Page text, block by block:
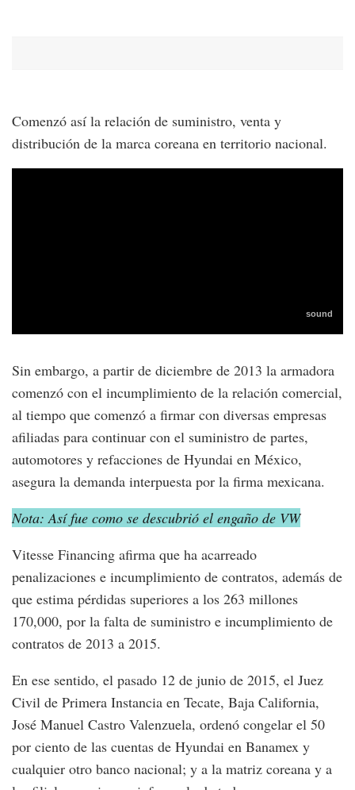
Comenzó así la relación de suministro, venta y
distribución de la marca coreana en territorio nacional.
Sin embargo, a partir de diciembre de 2013 la armadora
comenzó con el incumplimiento de la relación comercial,
al tiempo que comenzó a firmar con diversas empresas
afiliadas para continuar con el suministro de partes,
automotores y refacciones de Hyundai en México,
asegura la demanda interpuesta por la firma mexicana.
Nota: Así fue como se descubrió el engaño de VW
Vitesse Financing afirma que ha acarreado
penalizaciones e incumplimiento de contratos, además de
que estima pérdidas superiores a los 263 millones
170,000, por la falta de suministro e incumplimiento de
contratos de 2013 a 2015.
En ese sentido, el pasado 12 de junio de 2015, el Juez
Civil de Primera Instancia en Tecate, Baja California,
José Manuel Castro Valenzuela, ordenó congelar el 50
por ciento de las cuentas de Hyundai en Banamex y
cualquier otro banco nacional; y a la matriz coreana y a